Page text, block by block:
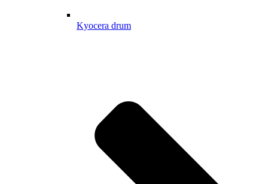
Kyocera drum